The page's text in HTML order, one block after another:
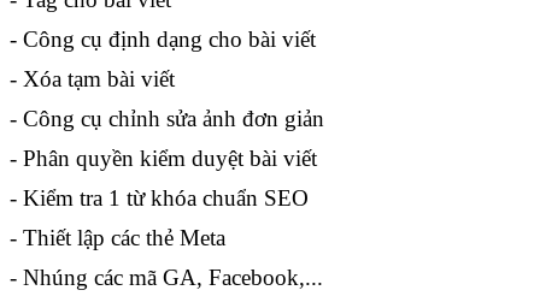
- Công cụ định dạng cho bài viết
- Xóa tạm bài viết
- Công cụ chỉnh sửa ảnh đơn giản
- Phân quyền kiểm duyệt bài viết
- Kiểm tra 1 từ khóa chuẩn SEO
- Thiết lập các thẻ Meta
- Nhúng các mã GA, Facebook,...